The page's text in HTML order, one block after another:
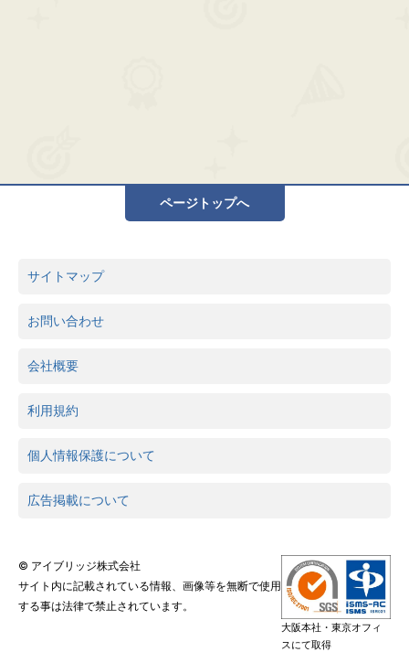
ページトップへ
サイトマップ
お問い合わせ
会社概要
利用規約
個人情報保護について
広告掲載について
© アイブリッジ株式会社
サイト内に記載されている情報、画像等を無断で使用
する事は法律で禁止されています。
大阪本社・東京オフィ
スにて取得